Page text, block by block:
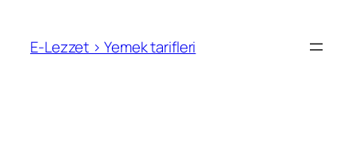
E-Lezzet › Yemek tarifleri